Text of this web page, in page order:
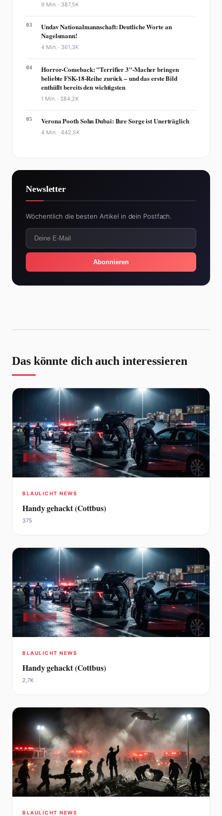
9 Min. · 387,5K
03
Undav Nationalmannschaft: Deutliche Worte an
Nagelsmann!
4 Min. · 361,3K
04
Horror-Comeback: "Terrifier 3"-Macher bringen
beliebte FSK-18-Reihe zurück – und das erste Bild
enthüllt bereits den wichtigsten
1 Min. · 384,2K
05 Verona Pooth Sohn Dubai: Ihre Sorge ist Unerträglich
4 Min. ·442,5K
Newsletter
Wöchentlich die besten Artikel in dein Postfach.
Abonnieren
Das könnte dich auch interessieren
BLAULICHT NEWS
Handy gehackt (Cottbus)
375
BLAULICHT NEWS
Handy gehackt (Cottbus)
2,7K
BLAULICHT NEWS